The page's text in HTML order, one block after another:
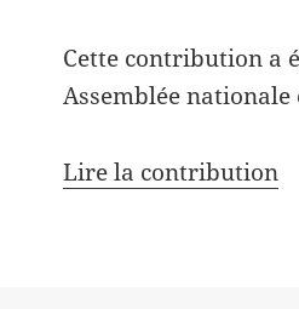
Cette contribution a
Assemblée nationale
Lire la contribution